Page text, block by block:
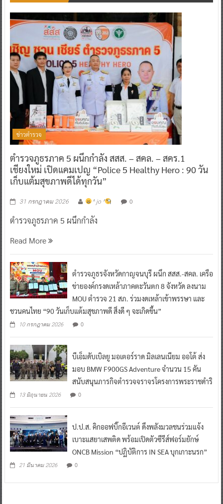
ข่าวตำรวจ
ตำรวจภูธรภาค 5 ผนึกกำลัง สสส. – สคล. – สคร.1
เชียงใหม่ เปิดแคมเปญ “Police 5 Healthy Hero : 90 วัน
เก็บแต้มสุขภาพดีได้ทุกวัน”
31 กรกฎาคม 2026 ^ jo ^ 0
ตำรวจภูธรภาค 5 ผนึกกำลัง
Read More
ตำรวจภูธรจังหวัดกาญจนบุรี ผนึก สสส.-สคล. เครือ
ข่ายองค์กรงดเหล้าภาคตะวันตก 8 จังหวัด ลงนาม
MOU ตำรวจ 21 สภ. ร่วมงดเหล้าเข้าพรรษา และ
ชวนคนไทย “90 วันเก็บแต้มสุขภาพดี สิ่งดี ๆ จะเกิดขึ้น”
10 กรกฎาคม 2026 0
บีเอ็มดับเบิลยู มอเตอร์ราด มิลเลนเนียม ออโต้ ส่ง
มอบ BMW F900GS Adventure จำนวน 15 คัน
สนับสนุนภารกิจตำรวจจราจรโครงการพระราชดำริ
13 มิถุนายน 2026 0
ป.ป.ส. คิกออฟบิ๊กอีเวนต์ ดึงพลังมวลชนร่วมแจ้ง
เบาะแสยาเสพติด พร้อมเปิดตัวซีรีส์ฟอร์มยักษ์
ONCB Mission “ปฏิบัติการ IN SEA บุกเกาะนรก”
21 มีนาคม 2026 0